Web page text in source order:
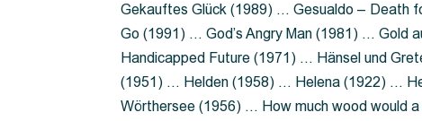
Gekauftes Glück (1989) … Gesualdo – Death
Go (1991) … God’s Angry Man (1981) … Gold
Handicapped Future (1971) … Hänsel und
(1951) … Helden (1958) … Helena (1922) …
Wörthersee (1956) … How much wood would